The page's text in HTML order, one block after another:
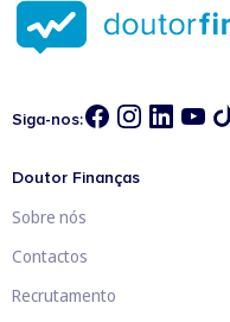
Siga-nos:
Doutor Finanças
Sobre nós
Contactos
Recrutamento